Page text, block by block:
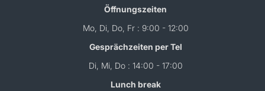
Öffnungszeiten
Mo, Di, Do, Fr : 9:00 - 12:00
Gesprächzeiten per Tel
Di, Mi, Do : 14:00 - 17:00
Lunch break